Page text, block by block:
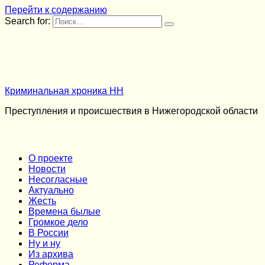
Перейти к содержанию
Search for:
Криминальная хроника НН
Преступления и происшествия в Нижегородской области
О проекте
Новости
Несогласные
Актуально
Жесть
Времена былые
Громкое дело
В России
Ну и ну
Из архива